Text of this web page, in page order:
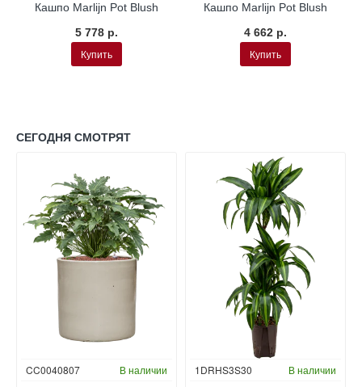
Кашпо Marlijn Pot Blush
5 778 р.
Купить
Кашпо Marlijn Pot Blush
4 662 р.
Купить
СЕГОДНЯ СМОТРЯТ
CC0040807 В наличии Гидропоника
1DRHS3S30 В наличии